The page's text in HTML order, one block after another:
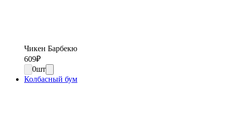
Чикен Барбекю
609₽
0шт
Колбасный бум